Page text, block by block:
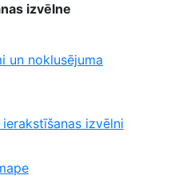
izvēlne
un noklusējuma
izvēlni